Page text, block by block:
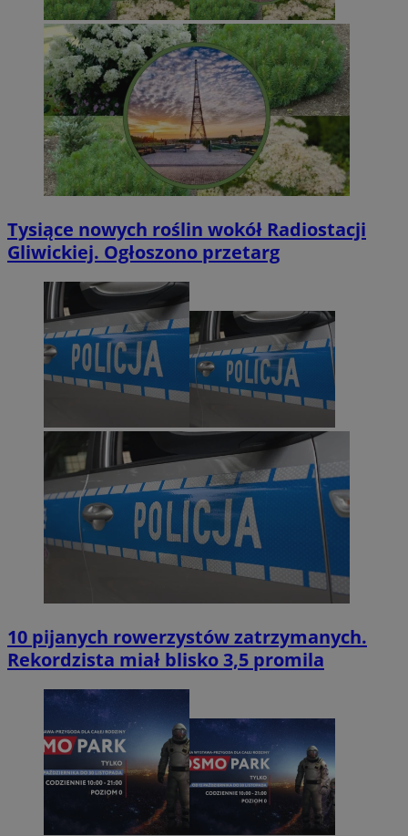
Tysiące nowych roślin wokół Radiostacji
Gliwickiej. Ogłoszono przetarg
10 pijanych rowerzystów zatrzymanych.
Rekordzista miał blisko 3,5 promila